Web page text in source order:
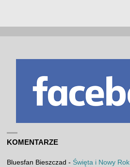
KOMENTARZE
Bluesfan Bieszczad - Święta i Nowy Rok